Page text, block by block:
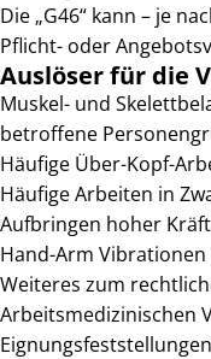
Die „G46“ kann – je
Pflicht- oder
Auslöser für die
Muskel- und
betroffene
Häufige Über-Kopf-
Häufige Arbeiten in
Aufbringen hoher
Hand-Arm Vibrationen
Weiteres zum
Arbeitsmedizinischen